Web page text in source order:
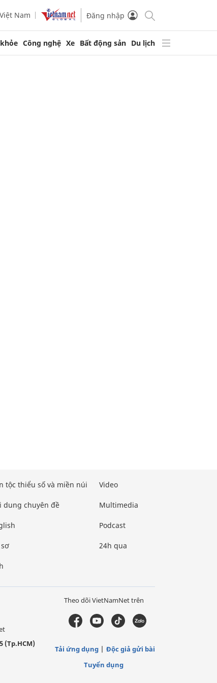
Nam Đăng nhập
Công nghệ Xe Bất động sản Du lịch
tộc thiểu số và miền núi
dung chuyên đề
Video
Multimedia
Podcast
24h qua
(Tp.HCM)
Theo dõi VietNamNet trên
Tải ứng dụng
Độc giả gửi bài
Tuyển dụng